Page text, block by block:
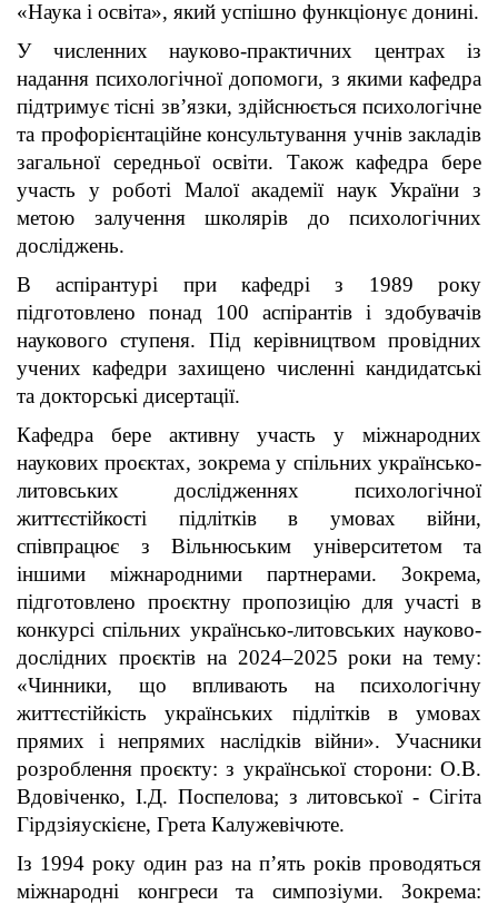
«Наука і освіта», який успішно функціонує донині.
У численних науково-практичних центрах із
надання психологічної допомоги, з якими кафедра
підтримує тісні зв’язки, здійснюється психологічне
та профорієнтаційне консультування учнів закладів
загальної середньої освіти. Також кафедра бере
участь у роботі Малої академії наук України з
метою залучення школярів до психологічних
досліджень.
В аспірантурі при кафедрі з 1989 року
підготовлено понад 100 аспірантів і здобувачів
наукового ступеня. Під керівництвом провідних
учених кафедри захищено численні кандидатські
та докторські дисертації.
Кафедра бере активну участь у міжнародних
наукових проєктах, зокрема у спільних українсько-
литовських дослідженнях психологічної
життєстійкості підлітків в умовах війни,
співпрацює з Вільнюським університетом та
іншими міжнародними партнерами. Зокрема,
підготовлено проєктну пропозицію для участі в
конкурсі спільних українсько-литовських науково-
дослідних проєктів на 2024–2025 роки на тему:
«Чинники, що впливають на психологічну
життєстійкість українських підлітків в умовах
прямих і непрямих наслідків війни». Учасники
розроблення проєкту: з української сторони: О.В.
Вдовіченко, І.Д. Поспелова; з литовської - Сігіта
Гірдзіяускієне, Грета Калужевічюте.
Із 1994 року один раз на п’ять років проводяться
міжнародні конгреси та симпозіуми. Зокрема: